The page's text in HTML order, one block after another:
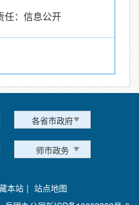
任：信息公开
各省市政府
师市政务
本站 | 站点地图